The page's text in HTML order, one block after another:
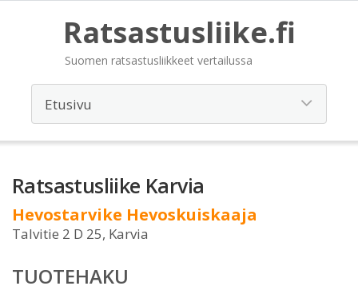
Ratsastusliike.fi
Suomen ratsastusliikkeet vertailussa
Ratsastusliike Karvia
Hevostarvike Hevoskuiskaaja
Talvitie 2 D 25, Karvia
TUOTEHAKU